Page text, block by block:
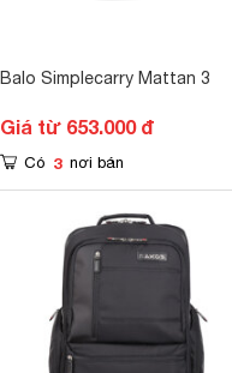
Balo Simplecarry Mattan 3
Giá từ 653.000 đ
Có 3 nơi bán